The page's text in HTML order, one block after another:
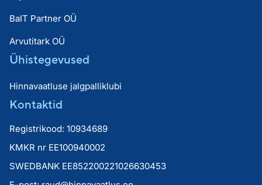
BaIT Partner OÜ
Arvutitark OÜ
Ühistegevused
Hinnavaatluse jalgpalliklubi
Kontaktid
Registrikood: 10934689
KMKR nr EE100940002
SWEDBANK EE852200221026630453